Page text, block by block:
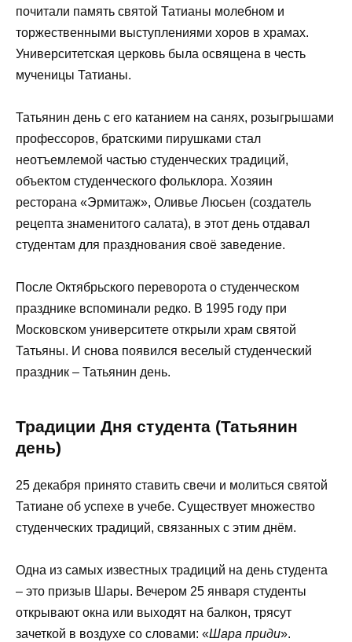
почитали память святой Татианы молебном и
торжественными выступлениями хоров в храмах.
Университетская церковь была освящена в честь
мученицы Татианы.
Татьянин день с его катанием на санях, розыгрышами
профессоров, братскими пирушками стал
неотъемлемой частью студенческих традиций,
объектом студенческого фольклора. Хозяин
ресторана «Эрмитаж», Оливье Люсьен (создатель
рецепта знаменитого салата), в этот день отдавал
студентам для празднования своё заведение.
После Октябрьского переворота о студенческом
празднике вспоминали редко. В 1995 году при
Московском университете открыли храм святой
Татьяны. И снова появился веселый студенческий
праздник – Татьянин день.
Традиции Дня студента (Татьянин
день)
25 декабря принято ставить свечи и молиться святой
Татиане об успехе в учебе. Существует множество
студенческих традиций, связанных с этим днём.
Одна из самых известных традиций на день студента
– это призыв Шары. Вечером 25 января студенты
открывают окна или выходят на балкон, трясут
зачеткой в воздухе со словами: «Шара приди».